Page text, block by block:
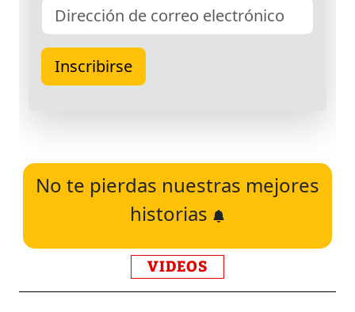
No te pierdas nuestras mejores
historias
VIDEOS